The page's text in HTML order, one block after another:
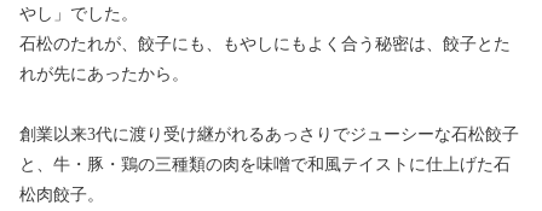
やし」でした。
石松のたれが、餃子にも、もやしにもよく合う秘密は、餃子とた
れが先にあったから。
創業以来3代に渡り受け継がれるあっさりでジューシーな石松餃子
と、牛・豚・鶏の三種類の肉を味噌で和風テイストに仕上げた石
松肉餃子。